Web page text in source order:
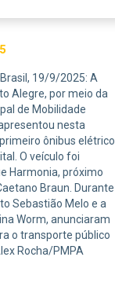
19/9/2025: A
Alegre, por meio da
de Mobilidade
nesta
ônibus elétrico
O veículo foi
Harmonia, próximo
Braun. Durante
Sebastião Melo e a
Worm, anunciaram
o transporte público
Rocha/PMPA